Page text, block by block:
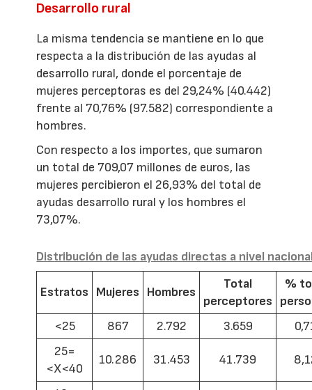
Desarrollo rural
La misma tendencia se mantiene en lo que
respecta a la distribución de las ayudas al
desarrollo rural, donde el porcentaje de
mujeres perceptoras es del 29,24% (40.442)
frente al 70,76% (97.582) correspondiente a
hombres.
Con respecto a los importes, que sumaron
un total de 709,07 millones de euros, las
mujeres percibieron el 26,93% del total de
ayudas desarrollo rural y los hombres el
73,07%.
Distribución de las ayudas directas a nivel
Estratos Mujeres Hombres
Total
perceptores
%
<25
867 2.792 3.659
25=
<X<40
10.286 31.453 41.739